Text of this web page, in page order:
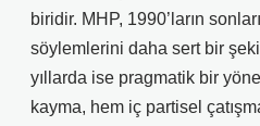
biridir. MHP, 1990’ların
söylemlerini daha sert bir
yıllarda ise pragmatik bir
kayma, hem iç partisel